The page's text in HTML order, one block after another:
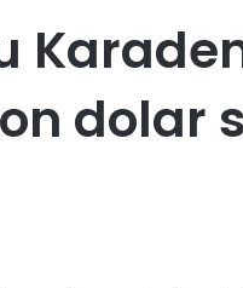
dolar